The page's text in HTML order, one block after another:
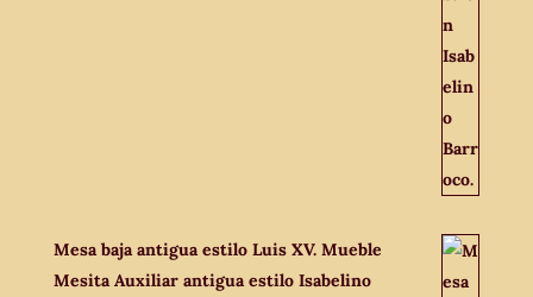
Mesa baja antigua estilo Luis XV. Mueble
Mesita Auxiliar antigua estilo Isabelino